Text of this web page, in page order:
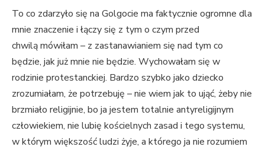
To co zdarzyło się na Golgocie ma faktycznie ogromne dla
mnie znaczenie i łączy się z tym o czym przed
chwilą mówiłam – z zastanawianiem się nad tym co
będzie, jak już mnie nie będzie. Wychowałam się w
rodzinie protestanckiej. Bardzo szybko jako dziecko
zrozumiałam, że potrzebuję – nie wiem jak to ująć, żeby nie
brzmiało religijnie, bo ja jestem totalnie antyreligijnym
człowiekiem, nie lubię kościelnych zasad i tego systemu,
w którym większość ludzi żyje, a którego ja nie rozumiem